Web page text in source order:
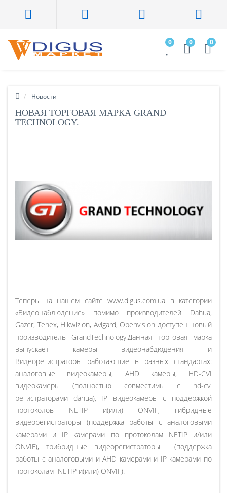
0 0 0
Новости
НОВАЯ ТОРГОВАЯ МАРКА GRAND
TECHNOLOGY.
Теперь на нашем сайте www.digus.com.ua в категории
«Видеонаблюдение» помимо производителей Dahua,
Gazer, Tenex, Hikwizion, Avigard, Openvision доступен новый
производитель GrandTechnology.Данная торговая марка
выпускает камеры видеонабдюдения и
Видеорегистраторы работающие в разных стандартах:
аналоговые видеокамеры, AHD камеры, HD-CVI
видеокамеры (полностью совместимы с hd-cvi
регистраторами dahua), IP видеокамеры с поддержкой
протоколов NETIP и(или) ONVIF, гибридные
видеорегистраторы (поддержка работы с аналоговыми
камерами и IP камерами по протоколам NETIP и/или
ONVIF), трибридные видеорегистраторы (поддержка
работы с аналоговыми и AHD камерами и IP камерами по
протоколам NETIP и(или) ONVIF).